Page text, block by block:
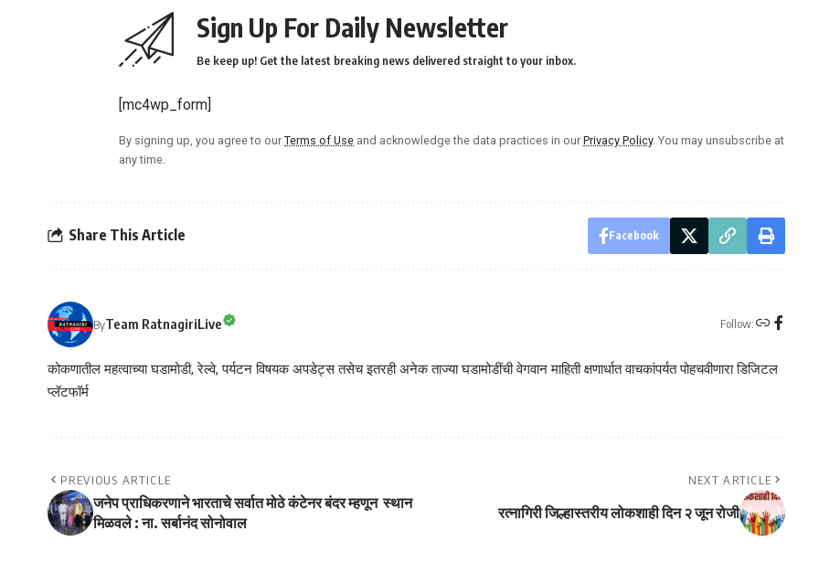
Sign Up For Daily Newsletter
Be keep up! Get the latest breaking news delivered straight to your inbox.
[mc4wp_form]
By signing up, you agree to our Terms of Use and acknowledge the data practices in our Privacy Policy. You may unsubscribe at
any time.
Share This Article Facebook
ByTeam RatnagiriLive Follow:
कोकणातील महत्वाच्या घडामोडी, रेल्वे, पर्यटन विषयक अपडेट्स तसेच इतरही अनेक ताज्या घडामोडींची वेगवान माहिती क्षणार्धात वाचकांपर्यत पोहचवीणारा डिजिटल
प्लॅटफॉर्म
PREVIOUS ARTICLE
जनेप प्राधिकरणाने भारताचे सर्वात मोठे कंटेनर बंदर म्हणून स्थान
मिळवले : ना. सर्बानंद सोनोवाल
NEXT ARTICLE
रत्नागिरी जिल्हास्तरीय लोकशाही दिन २ जून रोजी